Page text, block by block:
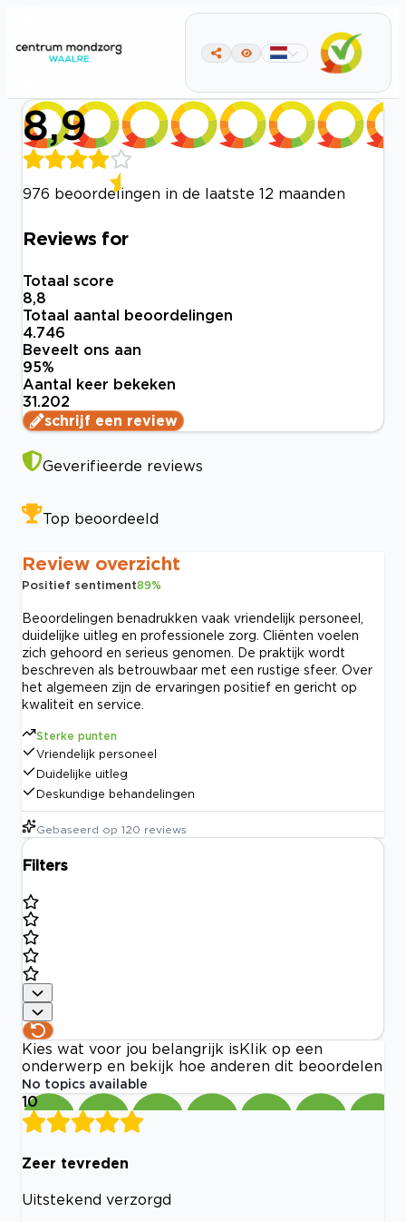
8,9
976 beoordelingen in de laatste 12 maanden
Reviews for
Totaal score
8,8
Totaal aantal beoordelingen
4.746
Beveelt ons aan
95%
Aantal keer bekeken
31.202
schrijf een review
Geverifieerde reviews
Top beoordeeld
Review overzicht
Positief sentiment89%
Beoordelingen benadrukken vaak vriendelijk personeel,
duidelijke uitleg en professionele zorg. Cliënten voelen
zich gehoord en serieus genomen. De praktijk wordt
beschreven als betrouwbaar met een rustige sfeer. Over
het algemeen zijn de ervaringen positief en gericht op
kwaliteit en service.
Sterke punten
Vriendelijk personeel
Duidelijke uitleg
Deskundige behandelingen
Gebaseerd op 120 reviews
Filters
Kies wat voor jou belangrijk is Klik op een
onderwerp en bekijk hoe anderen dit beoordelen
No topics available
10
Zeer tevreden
Uitstekend verzorgd